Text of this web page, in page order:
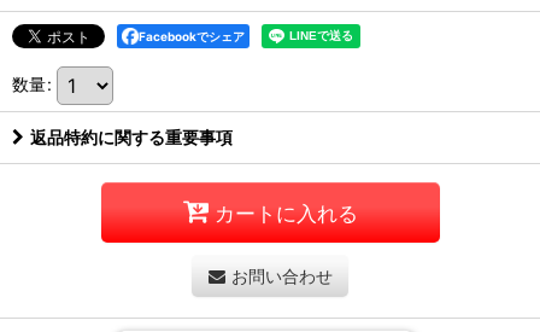
Facebookでシェア
数量:
返品特約に関する重要事項
カートに入れる
お問い合わせ